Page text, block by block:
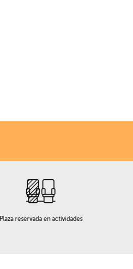
Plaza reservada en actividades